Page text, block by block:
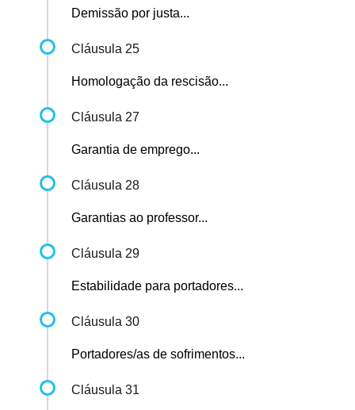
Demissão por justa...
Cláusula 25
Homologação da rescisão...
Cláusula 27
Garantia de emprego...
Cláusula 28
Garantias ao professor...
Cláusula 29
Estabilidade para portadores...
Cláusula 30
Portadores/as de sofrimentos...
Cláusula 31